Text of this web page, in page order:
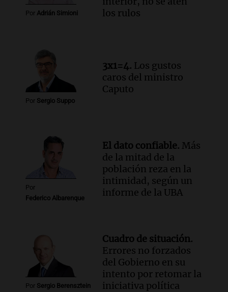
Panorama Federal
Episodios
en Estados Unidos
Buen día, Argentina
Episodios
Por Adrián Simioni
los rulos
Por Sergio Suppo
3x1=4. Los gustos
caros del ministro
Caputo
Por
Federico Albarenque
El dato confiable. Más
de la mitad de la
población reza en la
intimidad, según un
informe de la UBA
Por Sergio Berensztein
Cuadro de situación.
Errores no forzados
del Gobierno en su
intento por retomar la
iniciativa política